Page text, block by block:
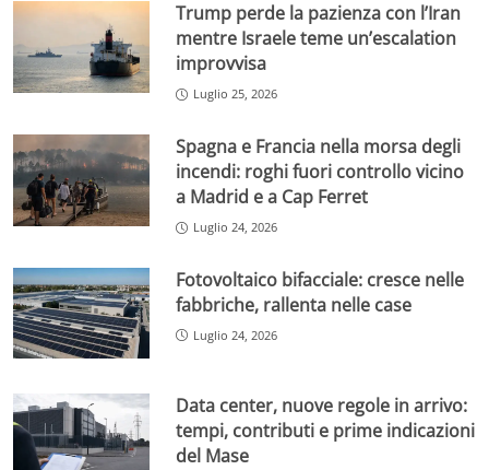
Trump perde la pazienza con l’Iran
mentre Israele teme un’escalation
improvvisa
Luglio 25, 2026
Spagna e Francia nella morsa degli
incendi: roghi fuori controllo vicino
a Madrid e a Cap Ferret
Luglio 24, 2026
Fotovoltaico bifacciale: cresce nelle
fabbriche, rallenta nelle case
Luglio 24, 2026
Data center, nuove regole in arrivo:
tempi, contributi e prime indicazioni
del Mase